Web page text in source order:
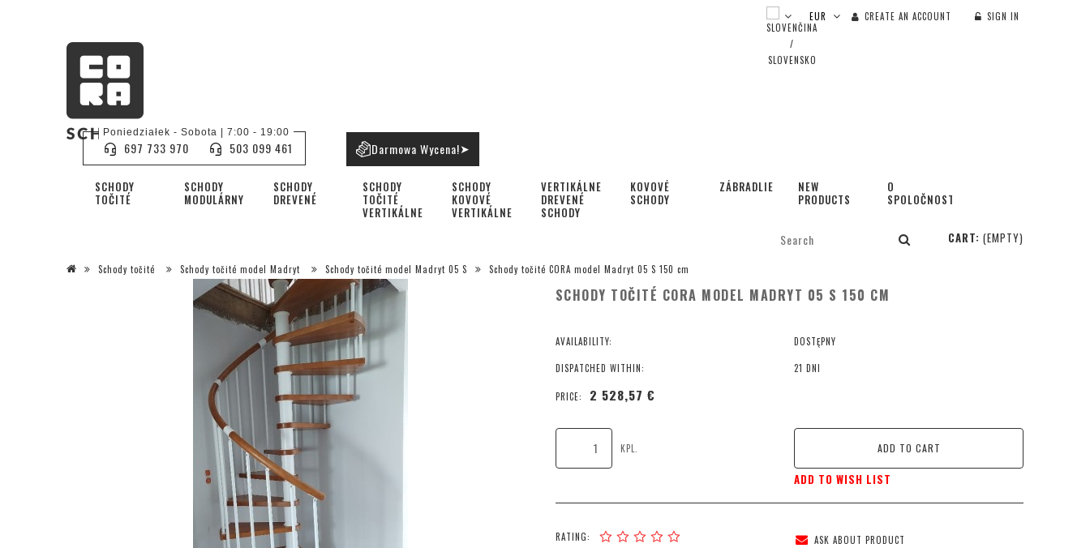
CREATE AN ACCOUNT SIGN IN
SCHODY
TOČITÉ
SCHODY
MODULÁRNY
SCHODY
DREVENÉ
SCHODY
TOČITÉ
VERTIKÁLNE
SCHODY
KOVOVÉ
VERTIKÁLNE
VERTIKÁLNE
DREVENÉ
SCHODY
KOVOVÉ
SCHODY
ZÁBRADLIE
NEW
PRODUCTS
O
SPOLOČNOSTI
Poniedziałek - Sobota | 7:00 - 19:00
697 733 970 503 099 461 Darmowa Wycena!➤
CART: (EMPTY)
Schody točité Schody točité model Madryt Schody točité model Madryt 05 S Schody točité CORA model Madryt 05 S 150 cm
SCHODY TOČITÉ CORA MODEL MADRYT 05 S 150 CM
AVAILABILITY: DOSTĘPNY
DISPATCHED WITHIN: 21 DNI
PRICE: 2 528,57 €
KPL. ADD TO CART
ADD TO WISH LIST
RATING: ASK ABOUT PRODUCT